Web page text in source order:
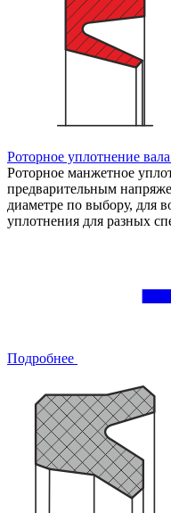
Роторное уплотнение
Роторное манжетное
предварительным
диаметре по выбору, для
уплотнения для разных
Подробнее